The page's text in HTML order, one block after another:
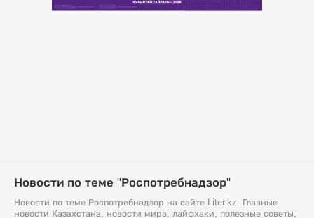
Новости по теме "Роспотребнадзор"
Новости по теме Роспотребнадзор на сайте Liter.kz. Главные
новости Казахстана, новости мира, лайфхаки, полезные советы,